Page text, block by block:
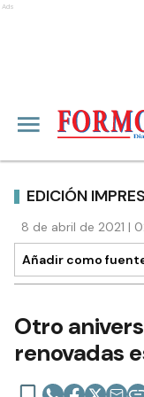
Ads
EDICIÓN
8 de abril de 2021 |
Añadir como
Otro
renovadas